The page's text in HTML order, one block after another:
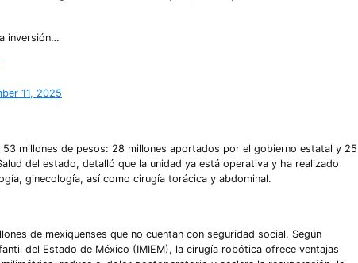
inversión…
11, 2025
millones de pesos: 28 millones aportados por el gobierno estatal y 25
del estado, detalló que la unidad ya está operativa y ha realizado
ginecología, así como cirugía torácica y abdominal.
de mexiquenses que no cuentan con seguridad social. Según
del Estado de México (IMIEM), la cirugía robótica ofrece ventajas